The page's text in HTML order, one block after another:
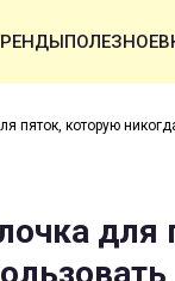
ПОЛЕЗНОЕ
пяток, которую
для